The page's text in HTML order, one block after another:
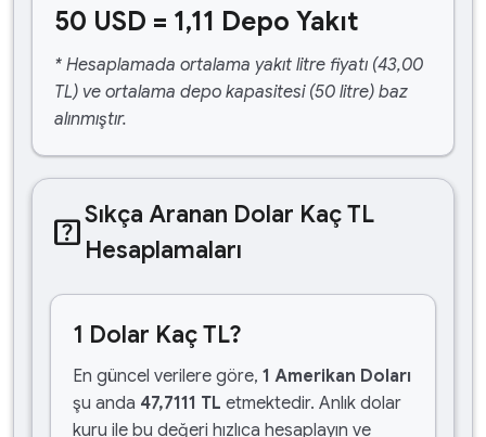
50 USD = 1,11 Depo Yakıt
* Hesaplamada ortalama yakıt litre fiyatı (43,00
TL) ve ortalama depo kapasitesi (50 litre) baz
alınmıştır.
help_centerSıkça Aranan Dolar Kaç TL
Hesaplamaları
1 Dolar Kaç TL?
En güncel verilere göre, 1 Amerikan Doları
şu anda 47,7111 TL etmektedir. Anlık dolar
kuru ile bu değeri hızlıca hesaplayın ve